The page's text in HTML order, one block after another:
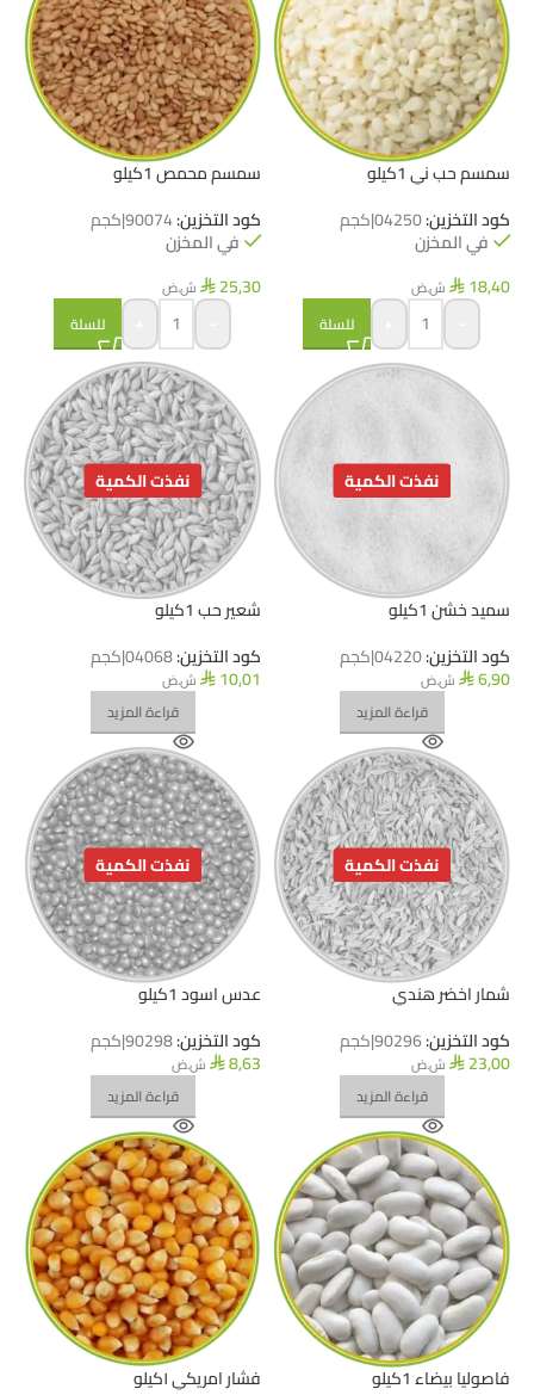
سمسم حب ني 1كيلو
كود التخزين:04250|كجم
في المخزن
⃁ 18,40 ش.ض
للسلة
سمسم محمص 1كيلو
كود التخزين:90074|كجم
في المخزن
⃁ 25,30 ش.ض
للسلة
نفذت الكمية
سميد خشن 1كيلو
كود التخزين:04220|كجم
⃁ 6,90 ش.ض
قراءة المزيد
نفذت الكمية
شعير حب 1كيلو
كود التخزين:04068|كجم
⃁ 10,01 ش.ض
قراءة المزيد
نفذت الكمية
شمار اخضر هندي
كود التخزين:90296|كجم
⃁ 23,00 ش.ض
قراءة المزيد
نفذت الكمية
عدس اسود 1كيلو
كود التخزين:90298|كجم
⃁ 8,63 ش.ض
قراءة المزيد
فاصوليا بيضاء 1كيلو
فشار امريكي ١كيلو